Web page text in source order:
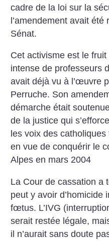
cadre de la loi sur la
l’amendement avait
Sénat.
Cet activisme est le fruit
intense de professeurs
avait déjà vu à l’œuvre
Perruche. Son
démarche était
de la justice qui
les voix des
en vue de conquérir le
Alpes en mars 2004
La Cour de cassation a
peut y avoir d’homicide
fœtus. L’IVG
serait restée légale,
il n’aurait sans doute